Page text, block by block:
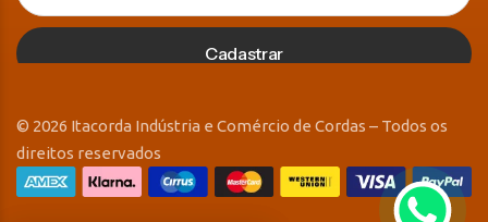
Cadastrar
© 2026 Itacorda Indústria e Comércio de Cordas – Todos os
direitos reservados